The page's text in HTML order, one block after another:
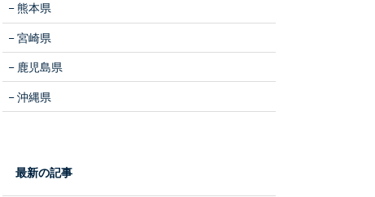
熊本県
宮崎県
鹿児島県
沖縄県
最新の記事